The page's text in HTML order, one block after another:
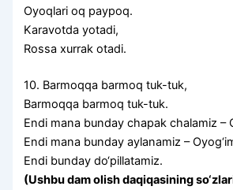
Oyoqlari oq paypoq.
Karavotda yotadi,
Rossa xurrak otadi.
10. Barmoqqa barmoq tuk-tuk,
Barmoqqa barmoq tuk-tuk.
Endi mana bunday chapak chalamiz –
Endi mana bunday aylanamiz –
Endi bunday do‘pillatamiz.
(Ushbu dam olish daqiqasining